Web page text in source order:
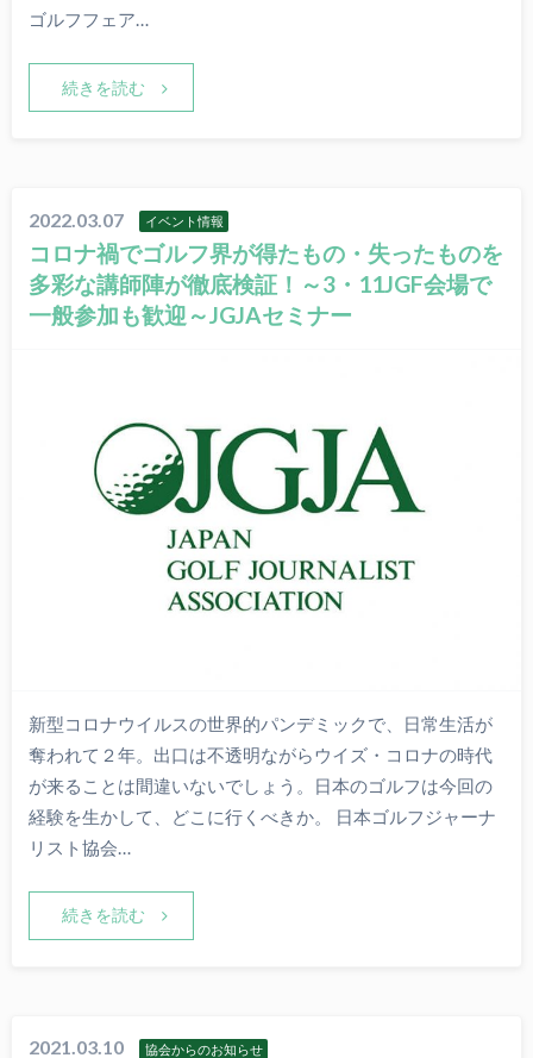
ゴルフフェア…
続きを読む
2022.03.07 イベント情報
コロナ禍でゴルフ界が得たもの・失ったものを
多彩な講師陣が徹底検証！～3・11JGF会場で
一般参加も歓迎～JGJAセミナー
新型コロナウイルスの世界的パンデミックで、日常生活が
奪われて２年。出口は不透明ながらウイズ・コロナの時代
が来ることは間違いないでしょう。日本のゴルフは今回の
経験を生かして、どこに行くべきか。 日本ゴルフジャーナ
リスト協会…
続きを読む
2021.03.10 協会からのお知らせ